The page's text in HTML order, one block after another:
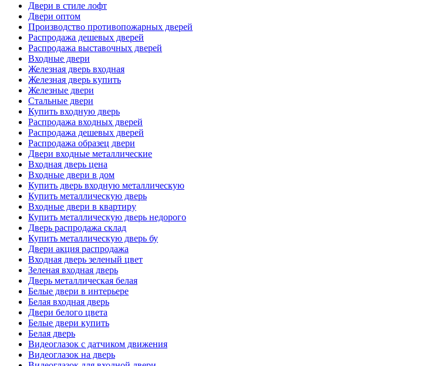
Двери в стиле лофт
Двери оптом
Производство противопожарных дверей
Распродажа дешевых дверей
Распродажа выставочных дверей
Входные двери
Железная дверь входная
Железная дверь купить
Железные двери
Стальные двери
Купить входную дверь
Распродажа входных дверей
Распродажа дешевых дверей
Распродажа образец двери
Двери входные металлические
Входная дверь цена
Входные двери в дом
Купить дверь входную металлическую
Купить металлическую дверь
Входные двери в квартиру
Купить металлическую дверь недорого
Дверь распродажа склад
Купить металлическую дверь бу
Двери акция распродажа
Входная дверь зеленый цвет
Зеленая входная дверь
Дверь металлическая белая
Белые двери в интерьере
Белая входная дверь
Двери белого цвета
Белые двери купить
Белая дверь
Видеоглазок с датчиком движения
Видеоглазок на дверь